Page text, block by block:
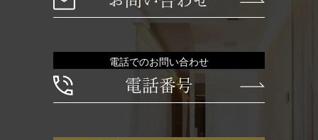
電話でのお問い合わせ
電話番号